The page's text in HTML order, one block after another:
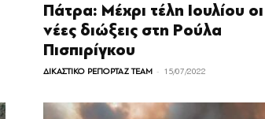
Πάτρα: Μέχρι τέλη Ιουλίου οι
νέες διώξεις στη Ρούλα
Πισπιρίγκου
ΔΙΚΑΣΤΙΚΟ ΡΕΠΟΡΤΑΖ TEAM - 15/07/2022